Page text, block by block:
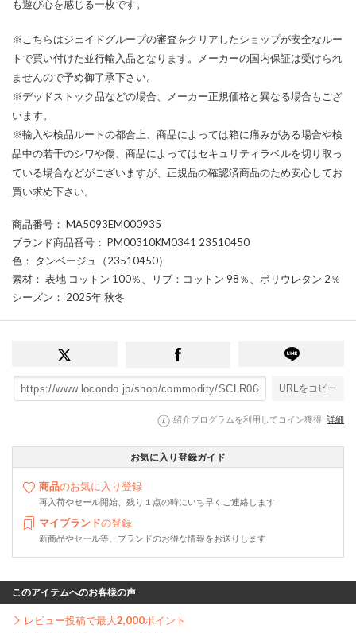
も遊び心を感じる一枚です。
※こちらはジェイドグループの審査をクリアしたショップが安全なルー
トで買い付けた並行輸入品となります。メーカーの国内保証は受けられ
ませんので予め御了承下さい。
※デッドストック品などの場合、メーカー正規価格と異なる場合もござ
います。
※輸入や検品ルートの都合上、商品によっては箱に痛みがある場合や検
品中の若干のシワや傷、商品によってはセキュリティラベルを切り取っ
ている場合などがございますが、正規品の確認済商品のため安心してお
買い求め下さい。
商品番号 ： MA5093EM000935
ブランド商品番号 ： PM00310KM0341 23510450
色 ： タンベージュ（23510450）
素材 ： 表地 コットン 100％、リブ：コットン 98％、ポリウレタン 2％
シーズン ： 2025年 秋冬
URLをコピー
紹介プログラムを利用してコイン獲得 詳細
お気に入り登録ガイド
商品のお気に入り登録
再入荷やセール開始、残り１点の時にいち早くご連絡します
マイブランドの登録
新商品やセール等、ブランドのお得な情報をお送りします
このアイテムへのお客様の声
レビュー投稿で最大2,000ポイント